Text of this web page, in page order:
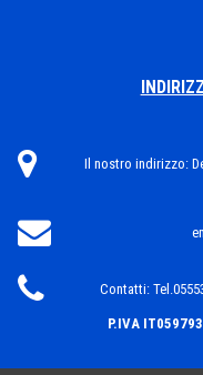
Il nostro indirizzo:
Contatti:
P.IVA